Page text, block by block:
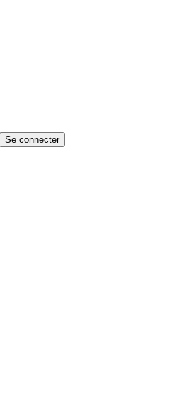
Se connecter